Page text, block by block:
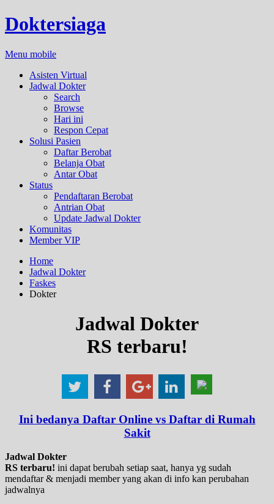
Doktersiaga
Menu mobile
Asisten Virtual
Jadwal Dokter
Search
Browse
Hari ini
Respon Cepat
Solusi Pasien
Daftar Berobat
Belanja Obat
Antar Obat
Status
Pendaftaran Berobat
Antrian Obat
Update Jadwal Dokter
Komunitas
Member VIP
Home
Jadwal Dokter
Faskes
Dokter
Jadwal Dokter
RS terbaru!
Ini bedanya Daftar Online vs Daftar di Rumah
Sakit
Jadwal Dokter
RS terbaru! ini dapat berubah setiap saat, hanya yg sudah
mendaftar & menjadi member yang akan di info kan perubahan
jadwalnya